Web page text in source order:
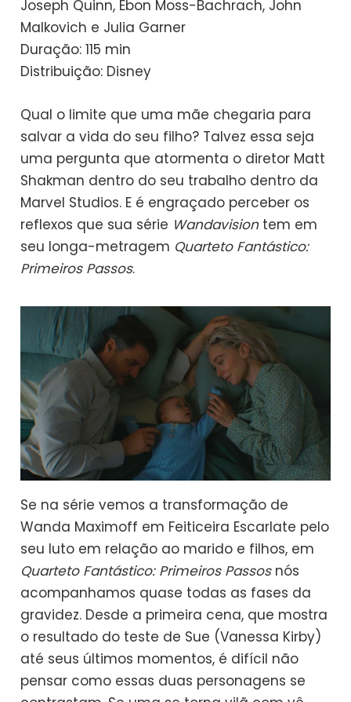
Joseph Quinn, Ebon Moss-Bachrach, John
Malkovich e Julia Garner
Duração: 115 min
Distribuição: Disney
Qual o limite que uma mãe chegaria para
salvar a vida do seu filho? Talvez essa seja
uma pergunta que atormenta o diretor Matt
Shakman dentro do seu trabalho dentro da
Marvel Studios. E é engraçado perceber os
reflexos que sua série Wandavisiontem em
seu longa-metragem Quarteto Fantástico:
Primeiros Passos.
Se na série vemos a transformação de
Wanda Maximoff em Feiticeira Escarlate pelo
seu luto em relação ao marido e filhos, em
Quarteto Fantástico: Primeiros Passosnós
acompanhamos quase todas as fases da
gravidez. Desde a primeira cena, que mostra
o resultado do teste de Sue (Vanessa Kirby)
até seus últimos momentos, é difícil não
pensar como essas duas personagens se